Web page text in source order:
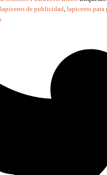
lapiceros de publicidad, lapiceros